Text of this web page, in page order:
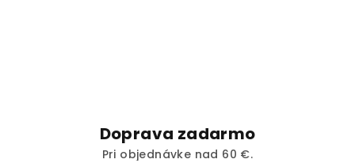
Doprava zadarmo
Pri objednávke nad 60 €.